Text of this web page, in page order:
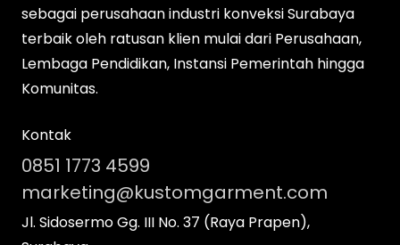
sebagai perusahaan industri konveksi Surabaya
terbaik oleh ratusan klien mulai dari Perusahaan,
Lembaga Pendidikan, Instansi Pemerintah hingga
Komunitas.
Kontak
0851 1773 4599
marketing@kustomgarment.com
Jl. Sidosermo Gg. III No. 37 (Raya Prapen),